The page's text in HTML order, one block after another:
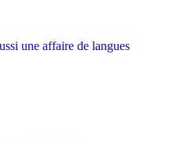
une affaire de langues